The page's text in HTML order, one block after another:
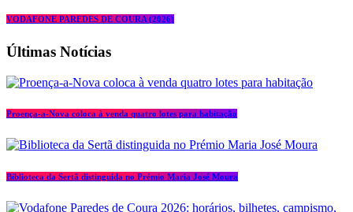
VODAFONE PAREDES DE COURA (2026)
Últimas Notícias
Proença-a-Nova coloca à venda quatro lotes para habitação
Biblioteca da Sertã distinguida no Prémio Maria José Moura